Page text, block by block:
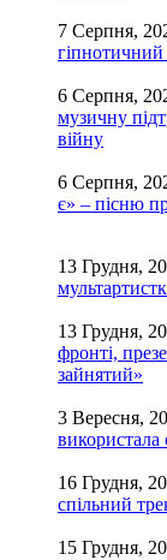
7 Серпня,
гіпнотичний
6 Серпня,
музичну
війну
6 Серпня,
є» – пісню
13 Грудня,
13 Грудня,
фронті,
зайнятий»
3 Вересня,
використала
16 Грудня,
спільний
15 Грудня,